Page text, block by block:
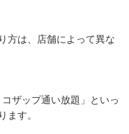
方は、店舗によって異な
ザップ通い放題」といっ
ます。